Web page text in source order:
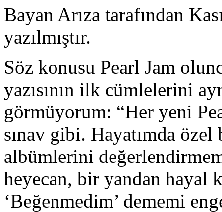
Bayan Arıza tarafından
yazılmıştır.
Söz konusu Pearl Jam
yazısının ilk cümlelerini
görmüyorum: “Her yeni
sınav gibi. Hayatımda
albümlerini
heyecan, bir yandan hayal
‘Beğenmedim’ dememi